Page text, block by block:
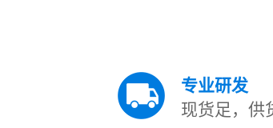
专业研发
现货足，供